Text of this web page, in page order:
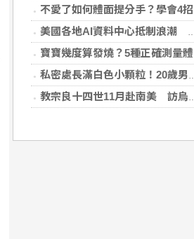
不愛了如何體面提分手？學會4招重新看待分手：道歉、挽留都沒必要
美國各地AI資料中心抵制浪潮 川普指控北京煽動
寶寶幾度算發燒？5種正確測量體溫的方法：耳溫測量快、額溫快速便利
私密處長滿白色小顆粒！20歲男崩潰求診 醫曝5大真相別再誤會
教宗良十四世11月赴南美 訪烏拉圭、阿根廷和秘魯